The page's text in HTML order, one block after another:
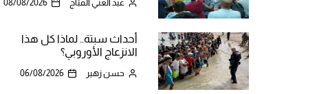
عبد الغني القبّاج 08/08/2026
أحداث سبتة.. لماذا كل هذا
الانزعاج الأوروبي؟
حسن زهير 06/08/2026